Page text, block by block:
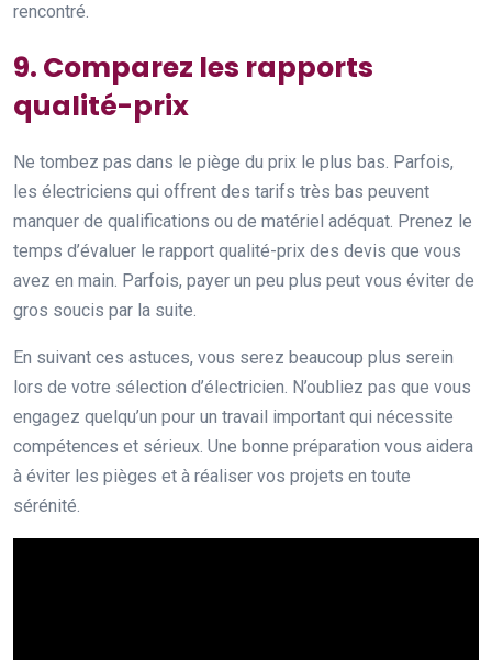
rencontré.
9. Comparez les rapports
qualité-prix
Ne tombez pas dans le piège du prix le plus bas. Parfois,
les électriciens qui offrent des tarifs très bas peuvent
manquer de qualifications ou de matériel adéquat. Prenez le
temps d’évaluer le rapport qualité-prix des devis que vous
avez en main. Parfois, payer un peu plus peut vous éviter de
gros soucis par la suite.
En suivant ces astuces, vous serez beaucoup plus serein
lors de votre sélection d’électricien. N’oubliez pas que vous
engagez quelqu’un pour un travail important qui nécessite
compétences et sérieux. Une bonne préparation vous aidera
à éviter les pièges et à réaliser vos projets en toute
sérénité.